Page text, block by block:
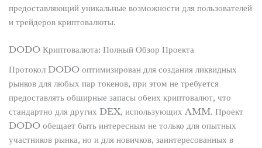
предоставляющий уникальные возможности для пользователей
и трейдеров криптовалюты.
DODO Криптовалюта: Полный Обзор Проекта
Протокол DODO оптимизирован для создания ликвидных
рынков для любых пар токенов, при этом не требуется
предоставлять обширные запасы обеих криптовалют, что
стандартно для других DEX, использующих AMM. Проект
DODO обещает быть интересным не только для опытных
участников рынка, но и для новичков, заинтересованных в